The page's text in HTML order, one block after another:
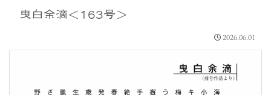
曳白余滴＜163号＞
2026.06.01